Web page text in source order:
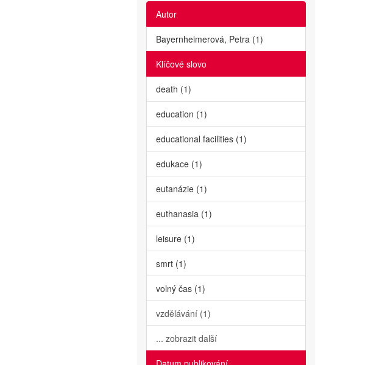
Autor
Bayernheimerová, Petra (1)
Klíčové slovo
death (1)
education (1)
educational facilities (1)
edukace (1)
eutanázie (1)
euthanasia (1)
leisure (1)
smrt (1)
volný čas (1)
vzdělávání (1)
... zobrazit další